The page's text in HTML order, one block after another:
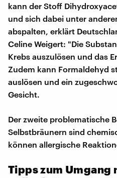
kann der Stoff
und sich dabei unter
abspalten, erklärt
Celine Weigert: "Die
Krebs auszulösen und das
Zudem kann Formaldehyd
auslösen und ein
Gesicht.
Der zweite problematische
Selbstbräunern sind
können allergische
Tipps zum Umgang